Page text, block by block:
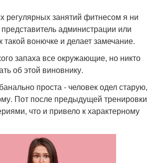
регулярных занятий фитнесом я ни
администрации или
такой вонючке и делает замечание.
запаха все окружающие, но никто
об этой виновнику.
проста - человек одел старую,
Пот после предыдущей тренировки
что и привело к характерному